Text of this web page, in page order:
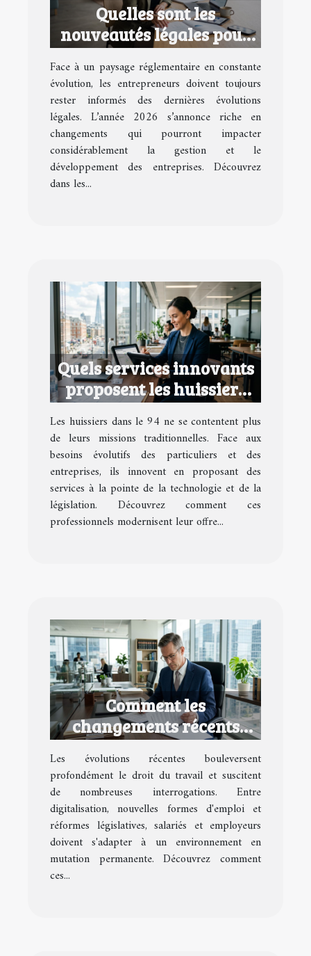
Quelles sont les
nouveautés légales pour
les entrepreneurs en 2026
?
Face à un paysage réglementaire en constante
évolution, les entrepreneurs doivent toujours
rester informés des dernières évolutions
légales. L’année 2026 s’annonce riche en
changements qui pourront impacter
considérablement la gestion et le
développement des entreprises. Découvrez
dans les...
Quels services innovants
proposent les huissiers
dans le 94 ?
Les huissiers dans le 94 ne se contentent plus
de leurs missions traditionnelles. Face aux
besoins évolutifs des particuliers et des
entreprises, ils innovent en proposant des
services à la pointe de la technologie et de la
législation. Découvrez comment ces
professionnels modernisent leur offre...
Comment les
changements récents
impactent-ils le droit du
travail ?
Les évolutions récentes bouleversent
profondément le droit du travail et suscitent
de nombreuses interrogations. Entre
digitalisation, nouvelles formes d'emploi et
réformes législatives, salariés et employeurs
doivent s'adapter à un environnement en
mutation permanente. Découvrez comment
ces...